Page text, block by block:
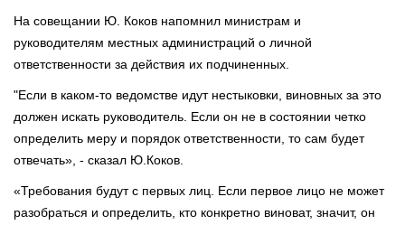
На совещании Ю. Коков напомнил министрам и
руководителям местных администраций о личной
ответственности за действия их подчиненных.
"Если в каком-то ведомстве идут нестыковки, виновных за это
должен искать руководитель. Если он не в состоянии четко
определить меру и порядок ответственности, то сам будет
отвечать», - сказал Ю.Коков.
«Требования будут с первых лиц. Если первое лицо не может
разобраться и определить, кто конкретно виноват, значит, он